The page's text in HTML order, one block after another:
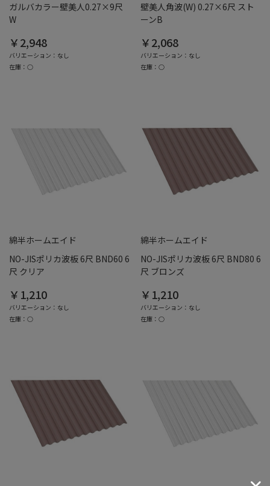
ガルバカラー壁美人0.27×9尺
W
￥2,948
バリエーション：なし
在庫：○
壁美人角波(W) 0.27×6尺 スト
ーンB
￥2,068
バリエーション：なし
在庫：○
綿半ホームエイド
NO-JISポリカ波板 6尺 BND60 6
尺 クリア
￥1,210
バリエーション：なし
在庫：○
綿半ホームエイド
NO-JISポリカ波板 6尺 BND80 6
尺 ブロンズ
￥1,210
バリエーション：なし
在庫：○